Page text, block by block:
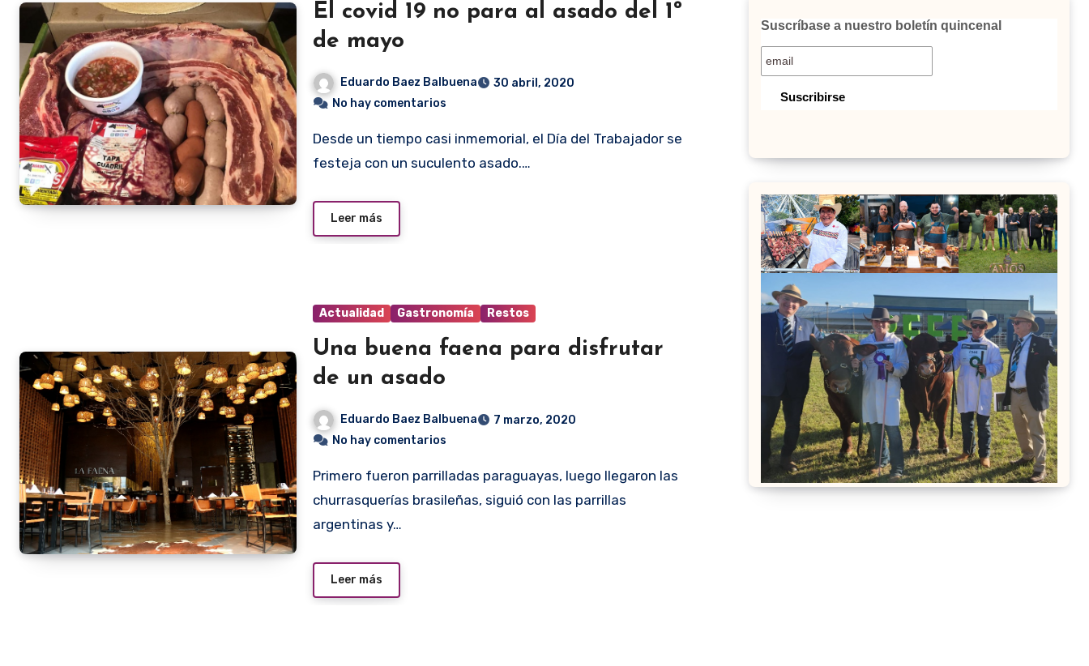
El covid 19 no para al asado del 1º
de mayo
Eduardo Baez Balbuena
30 abril, 2020
No hay comentarios
Desde un tiempo casi inmemorial, el Día del Trabajador se
festeja con un suculento asado.…
Leer más
Actualidad Gastronomía Restos
Una buena faena para disfrutar
de un asado
Eduardo Baez Balbuena
7 marzo, 2020
No hay comentarios
Primero fueron parrilladas paraguayas, luego llegaron las
churrasquerías brasileñas, siguió con las parrillas
argentinas y…
Leer más
Suscríbase a nuestro boletín quincenal